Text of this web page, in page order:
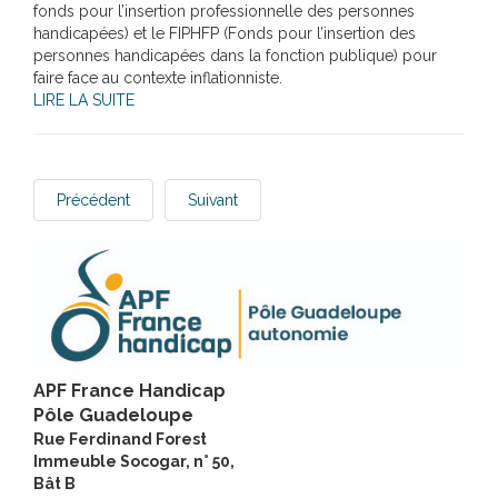
fonds pour l’insertion professionnelle des personnes
handicapées) et le FIPHFP (Fonds pour l’insertion des
personnes handicapées dans la fonction publique) pour
faire face au contexte inflationniste.
LIRE LA SUITE
Précédent Suivant
APF France Handicap
Pôle Guadeloupe
Rue Ferdinand Forest
Immeuble Socogar, n° 50,
Bât B